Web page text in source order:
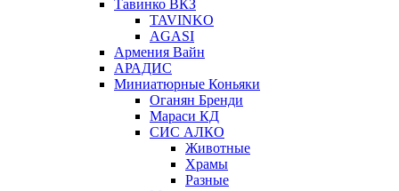
Тавинко ВКЗ
TAVINKO
AGASI
Армения Вайн
АРАДИС
Миниатюрные Коньяки
Оганян Бренди
Мараси КД
СИС АЛКО
Животные
Храмы
Разные